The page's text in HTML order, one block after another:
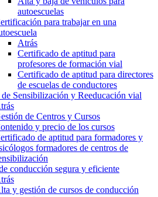
autoescuelas
para trabajar en una
Atrás
Certificado de aptitud para
profesores de formación vial
Certificado de aptitud para directores
de escuelas de conductores
de Sensibilización y Reeducación vial
de Centros y Cursos
y precio de los cursos
de aptitud para formadores y
formadores de centros de
conducción segura y eficiente
y gestión de cursos de conducción